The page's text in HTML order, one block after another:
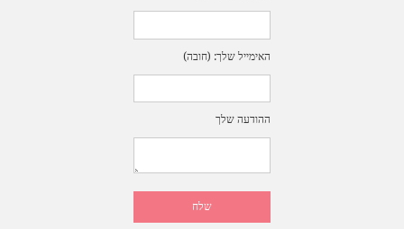
האימייל שלך: (חובה)
ההודעה שלך